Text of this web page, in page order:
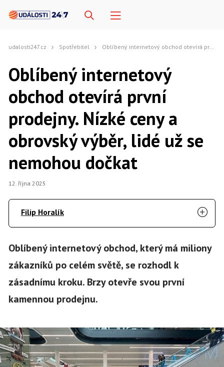
udalosti247.cz Spotřebitel Oblíbený internetový obchod otevírá první prodejny. Nízké ceny a obrovský výběr, lidé už se nemohou dočkat
Oblíbený internetový
obchod otevírá první
prodejny. Nízké ceny a
obrovský výběr, lidé už se
nemohou dočkat
12. října 2025
Filip Horalík
Oblíbený internetový obchod, který má miliony
zákazníků po celém světě, se rozhodl k
zásadnímu kroku. Brzy otevře svou první
kamennou prodejnu.